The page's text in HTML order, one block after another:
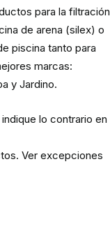
para la filtración
de arena (silex) o
piscina tanto para
marcas:
y Jardino.
lo contrario en
Ver excepciones